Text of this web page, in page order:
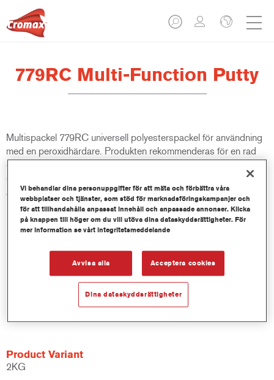
779RC Multi-Function Putty
Multispackel 779RC universell polyesterspackel för användning
med en peroxidhärdare. Produkten rekommenderas för en rad
olika underlag, däribland ren metall, aluminium, galvaniserat stål,
glasfiberpolyester samt på OEM-lack och på Cromax primers.
Avsedd att användas tillsammans med Dispenser 767R.
Produktfunktioner
Gör det enkelt att slipa och lämnar kvar en slät yta.
Ger bra fyllnad snabbt och enkelt, med bra struktur.
Ger mycket bra vidhäftning på rent stål.
Många torkmöjligheter, däribland infrarött, även för
galvaniserade underlag.
Ger bra fyllnad snabbt och enkelt.
Product Variant
2KG
Vi behandlar dina personuppgifter för att mäta och förbättra våra
webbplatser och tjänster, som stöd för marknadsföringskampanjer och
för att tillhandahålla anpassat innehåll och anpassade annonser. Klicka
på knappen till höger om du vill utöva dina dataskyddsrättigheter. För
mer information se vårt integritetsmeddelande
Avvisa alla Acceptera cookies
Dina dataskyddsrättigheter